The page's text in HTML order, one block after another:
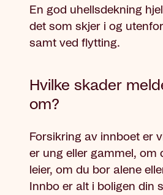
En god uhellsdekning
det som skjer i og
samt ved flytting.
Hvilke skader
om?
Forsikring av innboet er
er ung eller gammel, om
leier, om du bor alene
Innbo er alt i boligen din